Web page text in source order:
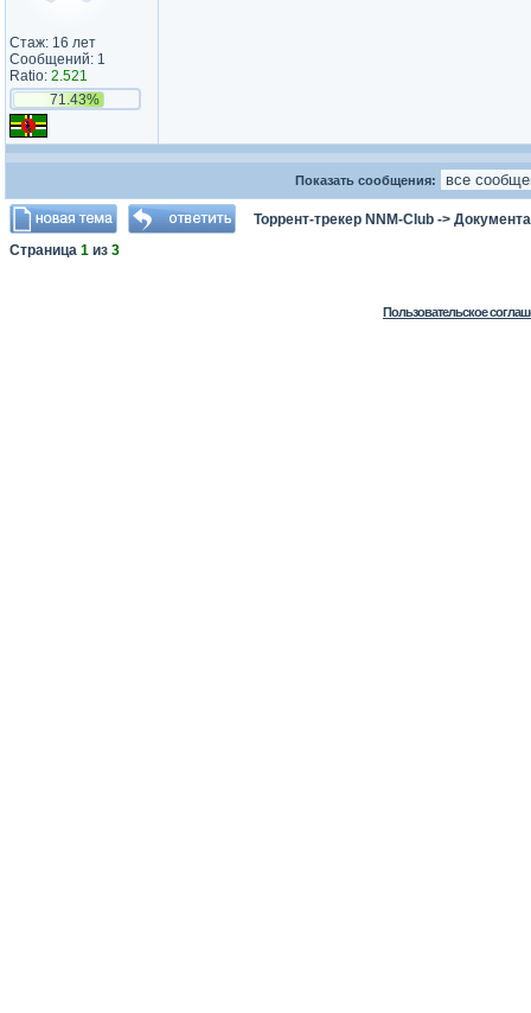
Стаж: 16 лет
Сообщений: 1
Ratio: 2.521
71.43%
Показать сообщения:
Торрент-трекер NNM-Club ->
Страница 1 из 3
Пользовательское